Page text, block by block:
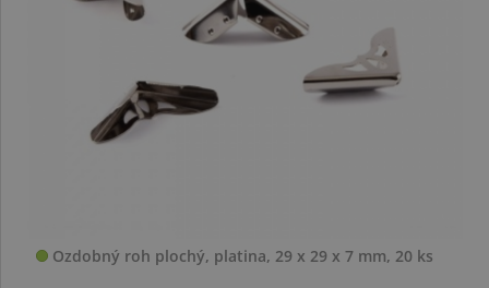
Ozdobný roh plochý, platina, 29 x 29 x 7 mm, 20 ks